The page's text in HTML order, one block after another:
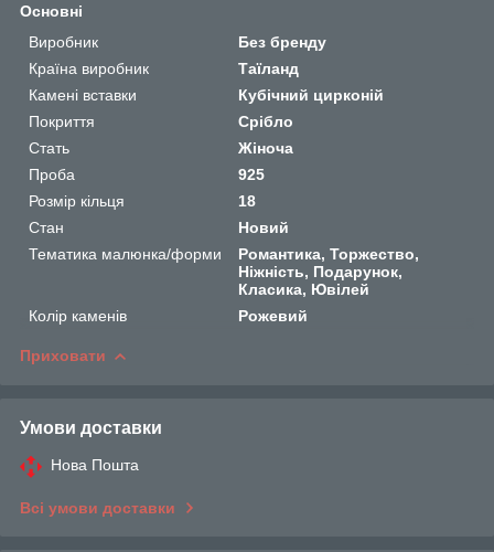
Основні
Виробник
Без бренду
Країна виробник
Таїланд
Камені вставки
Кубічний цирконій
Покриття
Срібло
Стать
Жіноча
Проба
925
Розмір кільця
18
Стан
Новий
Тематика малюнка/форми
Романтика, Торжество,
Ніжність, Подарунок,
Класика, Ювілей
Колір каменів
Рожевий
Приховати
Умови доставки
Нова Пошта
Всі умови доставки